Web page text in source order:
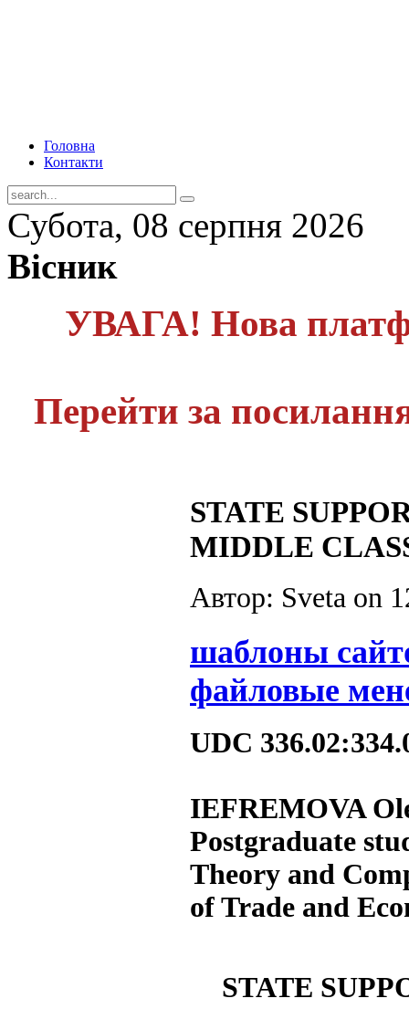
Головна
Контакти
Субота, 08 серпня 2026
Вісник
УВАГА! Нова
Перейти за
STATE
MIDDLE
Автор: Sveta on
шаблоны
файловые
UDC
IEFREMOVA
Postgraduate
Theory and
of Trade and
STATE